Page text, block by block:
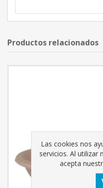
Productos relacionados
Las cookies nos
servicios. Al utilizar
acepta